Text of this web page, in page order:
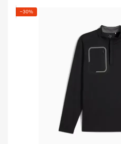
−30%